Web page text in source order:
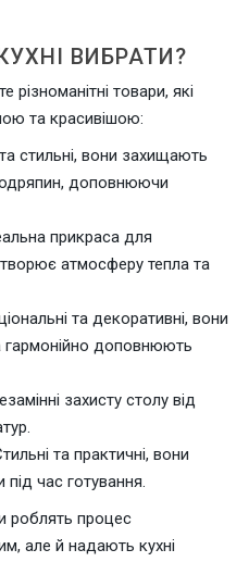
ВИБРАТИ?
товари, які
та красивішою:
стильні, вони захищають
доповнюючи
прикраса для
атмосферу тепла та
та декоративні, вони
гармонійно доповнюють
захисту столу від
та практичні, вони
час готування.
роблять процес
але й надають кухні